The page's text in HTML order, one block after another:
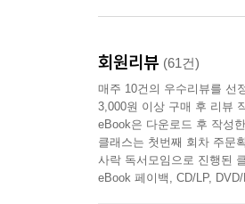
착한 주인공은 정말 언
은 태어나면서부터 지
동생 경아’에서 ‘예쁜
그러지 못했다. 대신 무
바랐다. 하지만 착한 동
회원리뷰 (61건)
매주 10건의 우수리뷰를 선
3,000원 이상 구매 후 리뷰
eBook은 다운로드 후 작성
클래스는 첫번째 회차 주문
사락 독서모임으로 진행된
eBook 페이백, CD/LP,